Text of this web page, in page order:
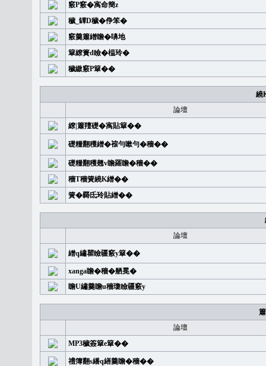
竅P竅�㝢命簡z
穢_罈D穢�鿇笨�
竅羹簫繒瞻�嚊地
簞繚簣d瞼�榅玲�
穢繳竅P簞��
繞
論壇
繚|簫羶礎�㝢貼簞��
礎糧翻穫繒�䙛勻嗽勻�穡��
礎糧翻穫翹v瞻羅瞻�穡��
穡T穡簧繞K繒��
簧�覉氐玲貼繒��
論壇
繒q繡瞿瞼疆竅y簞��
xanga瞻�穡�舾冕�
瞻U繡羹瞻u穡瓊瞼疆竅y
論壇
MP3穢簽簞e簞��
禮簿翻s繙q繕羹瞻�穡��